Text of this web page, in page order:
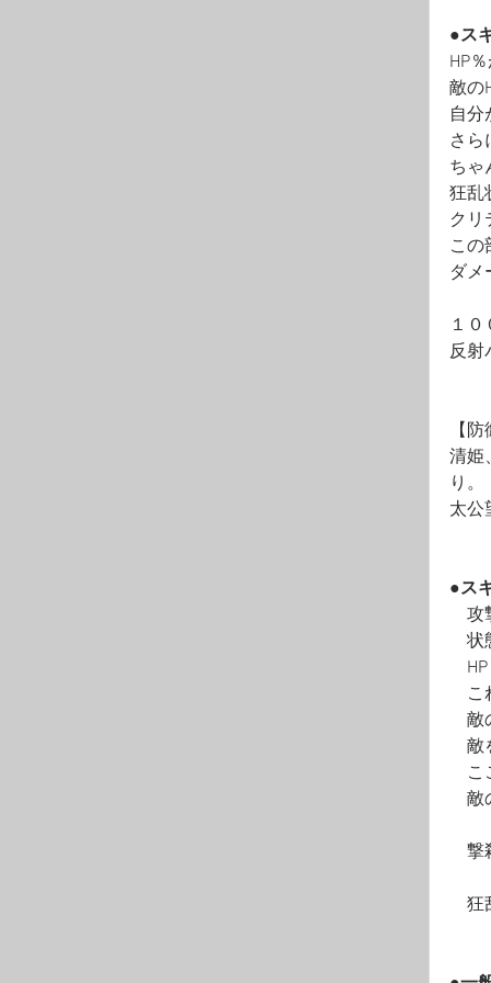
●ス
HP
敵の
自分
さら
ちゃ
狂乱
クリ
この
ダメ
１
反射
【
清姫
り。
太公
●ス
攻
状
HP
こ
敵
敵
こ
敵
撃
狂